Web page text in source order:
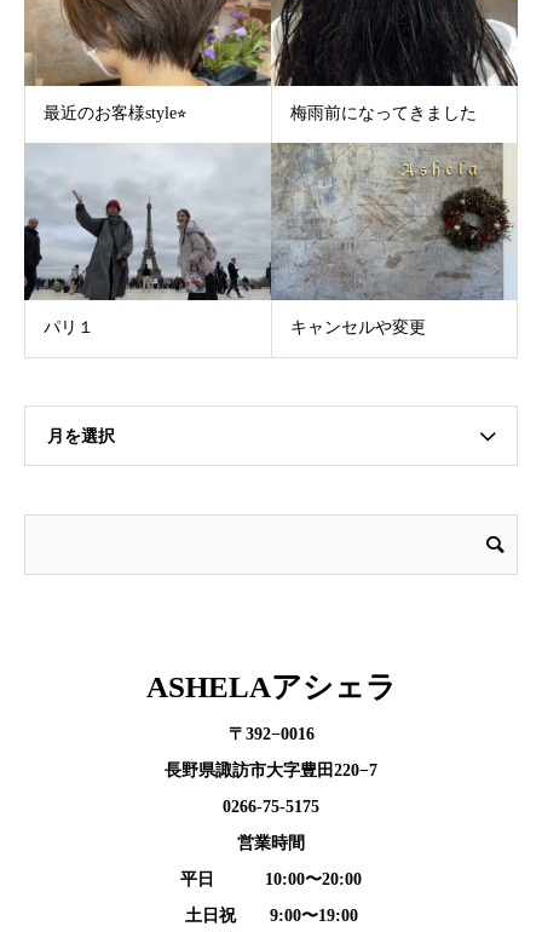
最近のお客様style⭐︎ 梅雨前になってきました
パリ１ キャンセルや変更
月を選択
ASHELAアシェラ
〒392−0016
長野県諏訪市大字豊田220−7
0266-75-5175
営業時間
平日 10:00〜20:00
土日祝 9:00〜19:00